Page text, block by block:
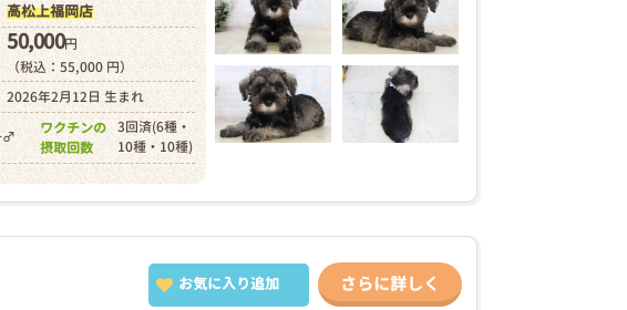
高松上福岡店
50,000円
（税込：55,000 円）
2026年2月12日 生まれ
♂
ワクチンの
摂取回数
3回済(6種・
10種・10種)
お気に入り追加 さらに詳しく